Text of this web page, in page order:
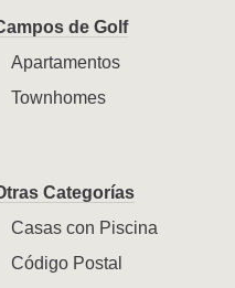
de Golf
Apartamentos
Townhomes
Categorías
Casas con Piscina
Código Postal